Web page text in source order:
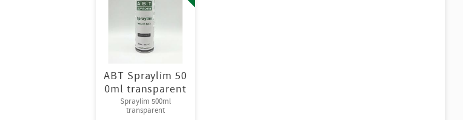
ABT Spraylim 50
0ml transparent
Spraylim 500ml
transparent